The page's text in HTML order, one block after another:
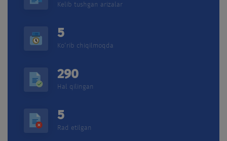
Gender tenglik
AKSIYADORLAR VA
INVESTORLARGA
Aksiyadorlarning umumiy
yig'ilishi
Kelib tushgan arizalar
5
Ko‘rib chiqilmoqda
290
Hal qilingan
5
Rad etilgan